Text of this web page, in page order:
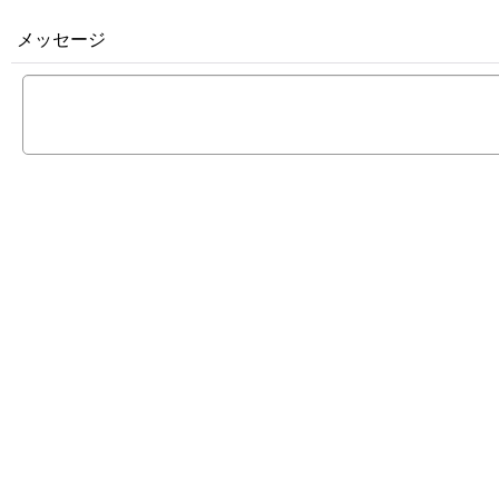
メッセージ